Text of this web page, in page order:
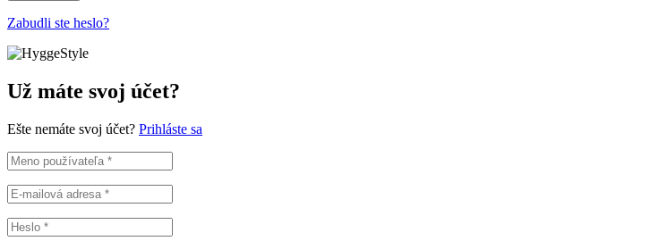
Zabudli ste heslo?
Už máte svoj účet?
Ešte nemáte svoj účet? Prihláste sa